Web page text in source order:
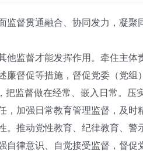
贯通融合、协同发力，凝聚
督才能发挥作用。牵住主体
督促等措施，督促党委（党
把监督做在经常、嵌入日常。
，加强日常教育管理监督，及
。推动党性教育、纪律教育、
自律意识、自觉接受监督，督